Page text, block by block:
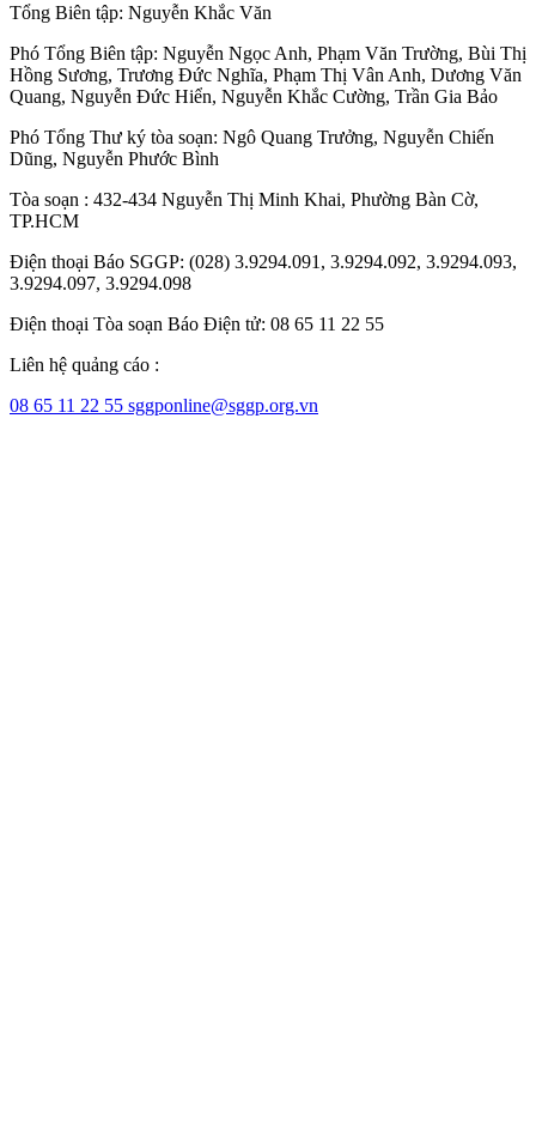
Tổng Biên tập: Nguyễn Khắc Văn
Phó Tổng Biên tập: Nguyễn Ngọc Anh, Phạm Văn Trường, Bùi Thị
Hồng Sương, Trương Đức Nghĩa, Phạm Thị Vân Anh, Dương Văn
Quang, Nguyễn Đức Hiển, Nguyễn Khắc Cường, Trần Gia Bảo
Phó Tổng Thư ký tòa soạn: Ngô Quang Trưởng, Nguyễn Chiến
Dũng, Nguyễn Phước Bình
Tòa soạn : 432-434 Nguyễn Thị Minh Khai, Phường Bàn Cờ,
TP.HCM
Điện thoại Báo SGGP: (028) 3.9294.091, 3.9294.092, 3.9294.093,
3.9294.097, 3.9294.098
Điện thoại Tòa soạn Báo Điện tử: 08 65 11 22 55
Liên hệ quảng cáo :
08 65 11 22 55 sggponline@sggp.org.vn